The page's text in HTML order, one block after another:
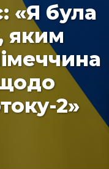
«Я була
яким
2»